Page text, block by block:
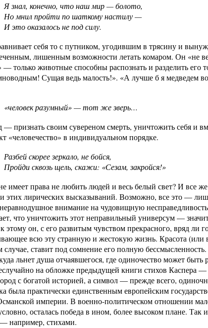
конечно, что наш мир — болото,
пройти по шаткому настилу —
оказалось не под силу.
себя то с путником, угодившим в трясину и
лишенным возможности летать комаром. Он «не
только животные способны распознать и разделить его
Сущая ведь малость!». «А лучше б я медведем
разумный» — тот же зверь…
признать своим сувереном смерть, уничтожить себя и
«человечество» в индивидуальном порядке.
скорее зеркало, не бойся,
сквозь щель, скажи: «Сезам, закройся!»
имеет права не любить людей и весь белый свет? И все
этих лирических высказываний. Возможно, все это —
внимание на чудовищную
что уничтожить этот неправильный универсум —
этому он, с его развитым чувством прекрасного, вряд ли
всю эту странную и жестокую жизнь. Красота (или
случае, ставит под сомнение его полную бессмысленность.
льнет душа отчаявшегося, где одиночество может быть
на обложке предыдущей книги стихов Каспера
с богатой историей, а символ — прежде всего,
была практически единственным европейским
империи. В военно-политическом отношении
осталась победа в ином, более высоком плане. Так
— например, стихами.